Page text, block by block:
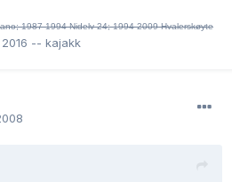
1987-1994 Nidelv 24; 1994-2009 Hvalerskøyte
-- kajakk